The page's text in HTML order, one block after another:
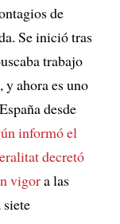
de
Se inició tras
trabajo
y ahora es uno
desde
informóel
decretó
vigora las
siete